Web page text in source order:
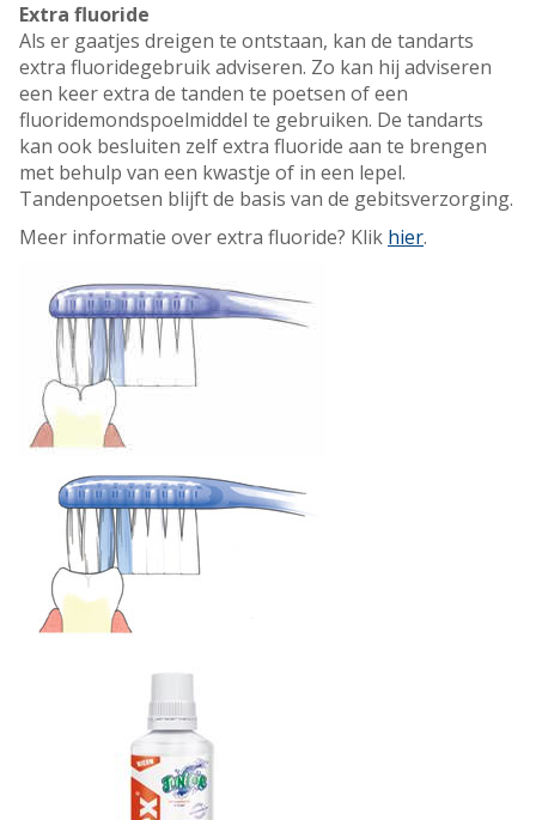
Extra fluoride
Als er gaatjes dreigen te ontstaan, kan de tandarts
extra fluoridegebruik adviseren. Zo kan hij adviseren
een keer extra de tanden te poetsen of een
fluoridemondspoelmiddel te gebruiken. De tandarts
kan ook besluiten zelf extra fluoride aan te brengen
met behulp van een kwastje of in een lepel.
Tandenpoetsen blijft de basis van de gebitsverzorging.
Meer informatie over extra fluoride? Klik hier.